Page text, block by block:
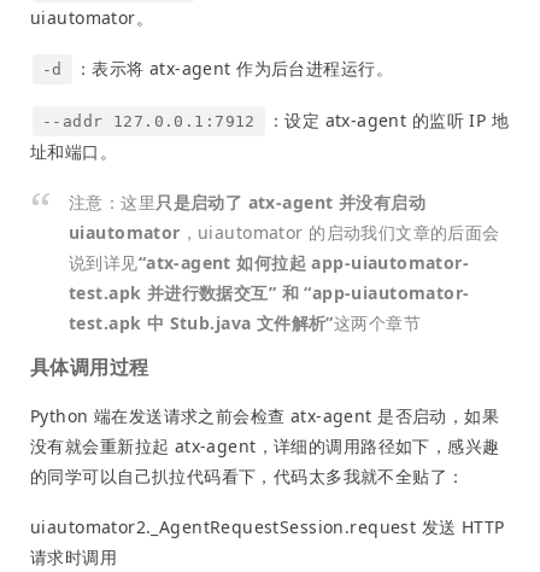
uiautomator。
-d ：表示将 atx-agent 作为后台进程运行。
--addr 127.0.0.1:7912
：设定 atx-agent 的监听 IP 地
址和端口。
注意：这里 只是启动了 atx-agent 并没有启动
uiautomator ，uiautomator 的启动我们文章的后面会
说到详见“atx-agent 如何拉起 app-uiautomator-
test.apk 并进行数据交互” 和 “app-uiautomator-
test.apk 中 Stub.java 文件解析”这两个章节
具体调用过程
Python 端在发送请求之前会检查 atx-agent 是否启动，如果
没有就会重新拉起 atx-agent，详细的调用路径如下，感兴趣
的同学可以自己扒拉代码看下，代码太多我就不全贴了：
uiautomator2._AgentRequestSession.request 发送 HTTP
请求时调用